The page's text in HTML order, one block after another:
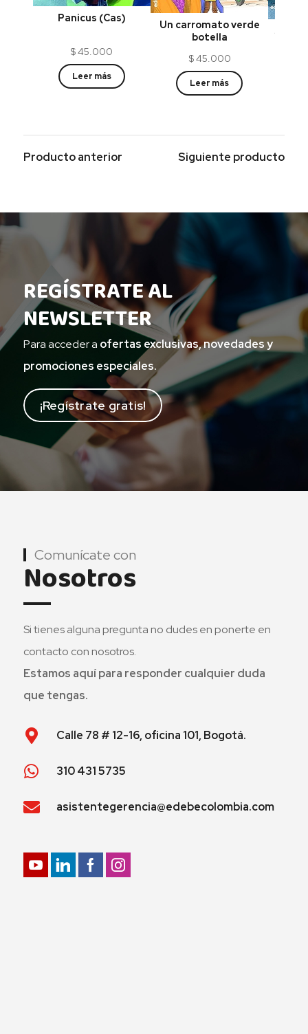
Panicus (Cas)
$45.000
Leer más
Un carromato verde
botella
$45.000
Leer más
Producto anterior Siguiente producto
REGÍSTRATE AL
NEWSLETTER
Para acceder a ofertas exclusivas, novedades y
promociones especiales.
¡Regístrate gratis!
Comunícate con
Nosotros
Si tienes alguna pregunta no dudes en ponerte en
contacto con nosotros.
Estamos aquí para responder cualquier duda
que tengas.
Calle 78 # 12-16, oficina 101, Bogotá.
310 431 5735
asistentegerencia@edebecolombia.com